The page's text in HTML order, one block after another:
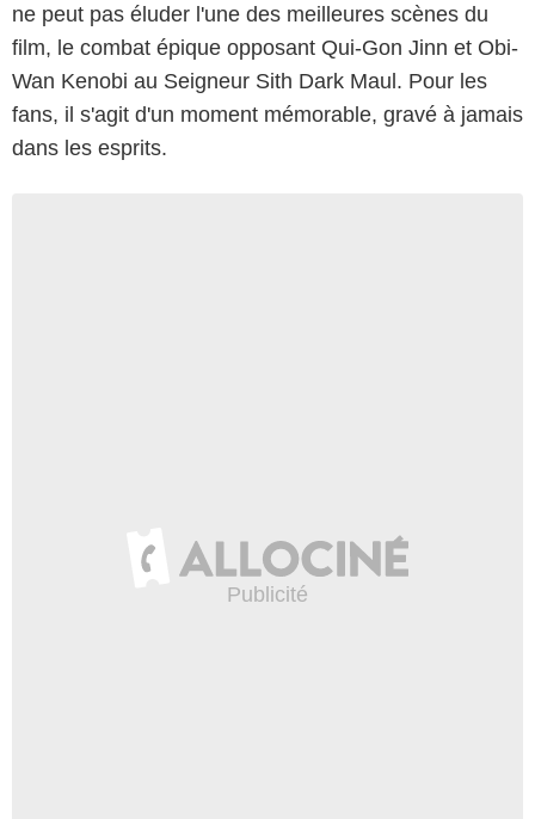
ne peut pas éluder l'une des meilleures scènes du
film, le combat épique opposant Qui-Gon Jinn et Obi-
Wan Kenobi au Seigneur Sith Dark Maul. Pour les
fans, il s'agit d'un moment mémorable, gravé à jamais
dans les esprits.